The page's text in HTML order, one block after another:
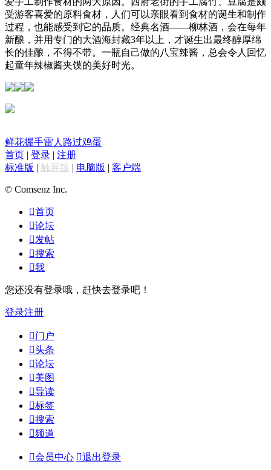
受游客喜爱的原料食材，人们可以亲眼看到食材的诞生和制作
过程，也能感受到它的品质。经典名酒——柳林酒，会在每年
新酿，并用专门的大酒海封藏3年以上，才诞生出最终醇厚绵
长的佳酿，不得不带。一瓶自己做的八宝辣酱，总会令人回忆
起童年辣椒酱夹馍的美好时光。
鲜花握手雷人 路过鸡蛋
首页 | 登录 | 注册
标准版 | 触屏版 | 电脑版 | 客户端
© Comsenz Inc.
首页
论坛
发帖
搜索
我
您还没有登录哦，赶快去登录吧！
登录注册
门户
头条
论坛
美图
导读
标签
搜索
频道
会员中心 退出登录